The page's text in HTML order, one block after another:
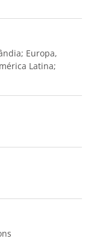
Europa,
Latina;